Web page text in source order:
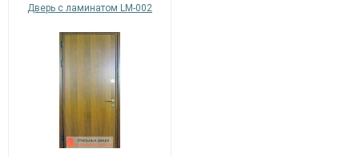
Дверь с ламинатом LM-002